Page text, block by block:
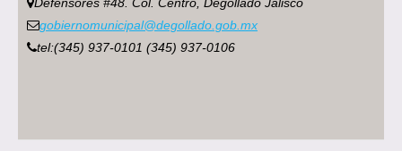
gobiernomunicipal@degollado.gob.mx
tel:(345) 937-0101 (345) 937-0106